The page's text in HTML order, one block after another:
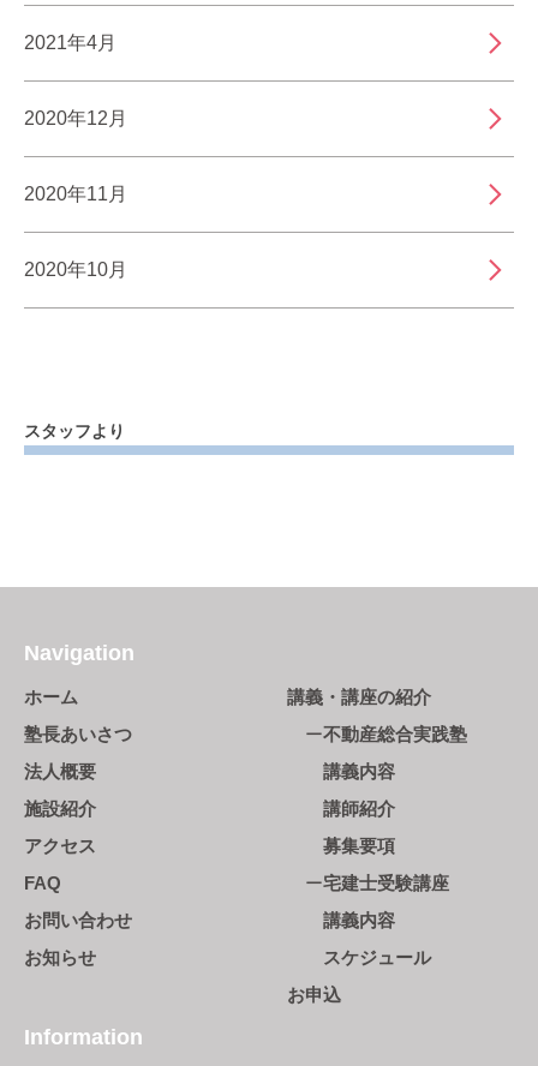
2021年4月
2020年12月
2020年11月
2020年10月
スタッフより
Navigation
ホーム
塾長あいさつ
法人概要
施設紹介
アクセス
FAQ
お問い合わせ
お知らせ
講義・講座の紹介
不動産総合実践塾
講義内容
講師紹介
募集要項
宅建士受験講座
講義内容
スケジュール
お申込
Information